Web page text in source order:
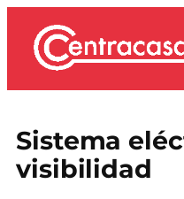
contenido
Sistema
visibilidad